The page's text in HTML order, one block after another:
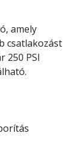
amely
csatlakozást
250 PSI